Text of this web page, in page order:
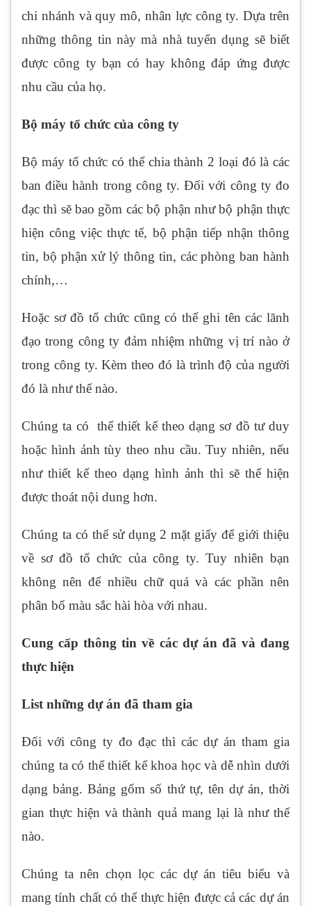
chi nhánh và quy mô, nhân lực công ty. Dựa trên
những thông tin này mà nhà tuyển dụng sẽ biết
được công ty bạn có hay không đáp ứng được
nhu cầu của họ.
Bộ máy tổ chức của công ty
Bộ máy tổ chức có thể chia thành 2 loại đó là các
ban điều hành trong công ty. Đối với công ty đo
đạc thì sẽ bao gồm các bộ phận như bộ phận thực
hiện công việc thực tế, bộ phận tiếp nhận thông
tin, bộ phận xử lý thông tin, các phòng ban hành
chính,…
Hoặc sơ đồ tổ chức cũng có thể ghi tên các lãnh
đạo trong công ty đảm nhiệm những vị trí nào ở
trong công ty. Kèm theo đó là trình độ của người
đó là như thế nào.
Chúng ta có thể thiết kế theo dạng sơ đồ tư duy
hoặc hình ảnh tùy theo nhu cầu. Tuy nhiên, nếu
như thiết kế theo dạng hình ảnh thì sẽ thể hiện
được thoát nội dung hơn.
Chúng ta có thể sử dụng 2 mặt giấy để giới thiệu
về sơ đồ tổ chức của công ty. Tuy nhiên bạn
không nên để nhiều chữ quá và các phần nên
phân bố màu sắc hài hòa với nhau.
Cung cấp thông tin về các dự án đã và đang
thực hiện
List những dự án đã tham gia
Đối với công ty đo đạc thì các dự án tham gia
chúng ta có thể thiết kế khoa học và dễ nhìn dưới
dạng bảng. Bảng gốm số thứ tự, tên dự án, thời
gian thực hiện và thành quả mang lại là như thế
nào.
Chúng ta nên chọn lọc các dự án tiêu biểu và
mang tính chất có thể thực hiện được cả các dự án